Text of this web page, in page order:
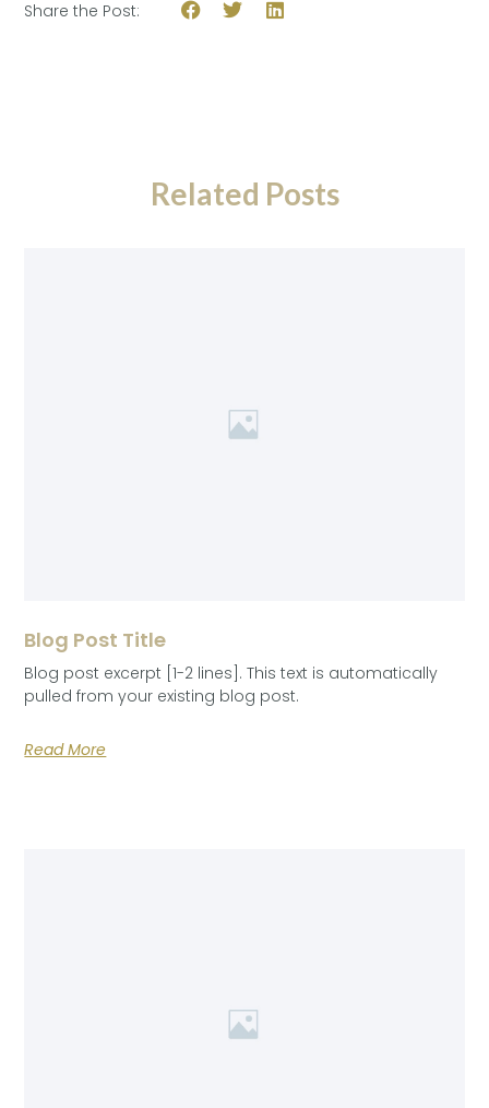
Share the Post:
Related Posts
Blog Post Title
Blog post excerpt [1-2 lines]. This text is automatically
pulled from your existing blog post.
Read More